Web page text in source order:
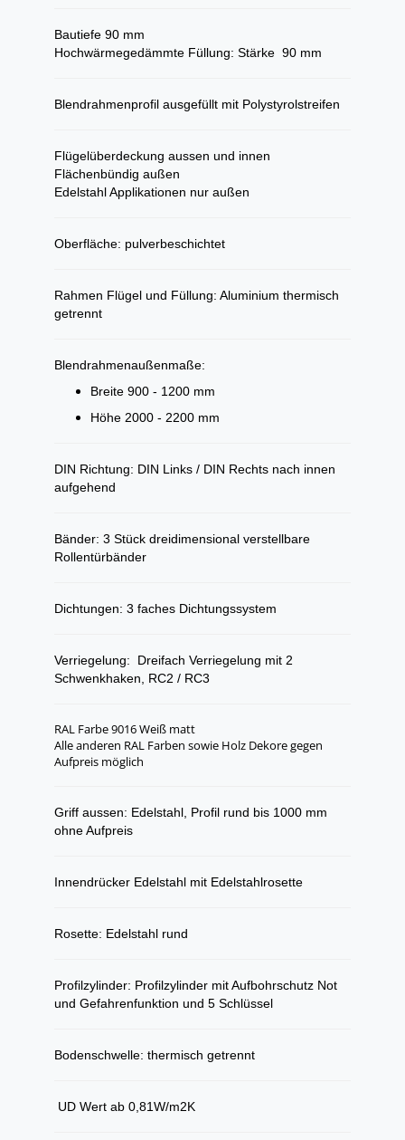
Bautiefe 90 mm
Hochwärmegedämmte Füllung: Stärke 90 mm
Blendrahmenprofil ausgefüllt mit Polystyrolstreifen
Flügelüberdeckung aussen und innen
Flächenbündig außen
Edelstahl Applikationen nur außen
Oberfläche: pulverbeschichtet
Rahmen Flügel und Füllung: Aluminium thermisch
getrennt
Blendrahmenaußenmaße:
Breite 900 - 1200 mm
Höhe 2000 - 2200 mm
DIN Richtung: DIN Links / DIN Rechts nach innen
aufgehend
Bänder: 3 Stück dreidimensional verstellbare
Rollentürbänder
Dichtungen: 3 faches Dichtungssystem
Verriegelung: Dreifach Verriegelung mit 2
Schwenkhaken, RC2 / RC3
RAL Farbe 9016 Weiß matt
Alle anderen RAL Farben sowie Holz Dekore gegen
Aufpreis möglich
Griff aussen: Edelstahl, Profil rund bis 1000 mm
ohne Aufpreis
Innendrücker Edelstahl mit Edelstahlrosette
Rosette: Edelstahl rund
Profilzylinder: Profilzylinder mit Aufbohrschutz Not
und Gefahrenfunktion und 5 Schlüssel
Bodenschwelle: thermisch getrennt
UD Wert ab 0,81W/m2K